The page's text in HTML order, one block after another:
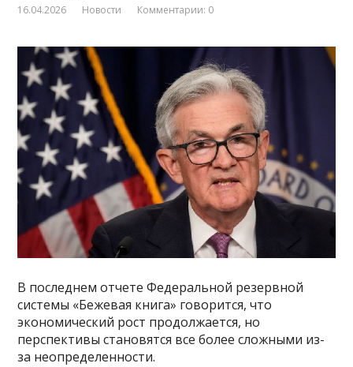
16.04.2026 Новости Комментарии: 0
В последнем отчете Федеральной резервной
системы «Бежевая книга» говорится, что
экономический рост продолжается, но
перспективы становятся все более сложными из-
за неопределенности.